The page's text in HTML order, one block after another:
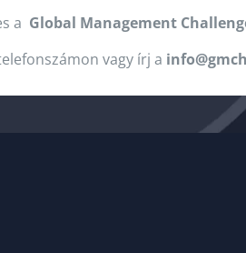
a Global Management
vagy írj a